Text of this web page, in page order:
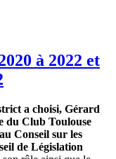
à 2022 et
a choisi, Gérard
du Club Toulouse
Conseil sur les
de Législation